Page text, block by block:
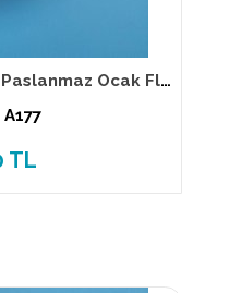
Flex 1/2-1/2 75cm (316L) Paslanmaz Ocak Flexi TS EN 14800
A177
TL